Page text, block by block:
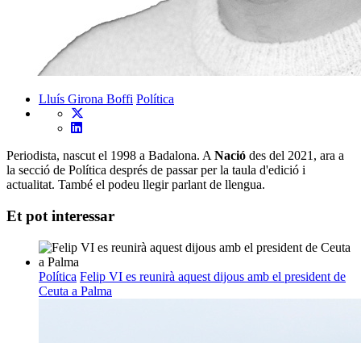
Lluís Girona Boffi Política
Periodista, nascut el 1998 a Badalona. ANació des del 2021, ara a
la secció de Política després de passar per la taula d'edició i
actualitat. També el podeu llegir parlant de llengua.
Et pot interessar
Política Felip VI es reunirà aquest dijous amb el president de
Ceuta a Palma